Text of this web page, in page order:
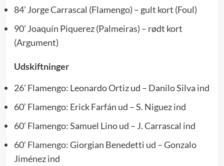
84’ Jorge Carrascal (Flamengo) – gult kort (Foul)
90’ Joaquín Piquerez (Palmeiras) – rødt kort
(Argument)
Udskiftninger
26’ Flamengo: Leonardo Ortiz ud – Danilo Silva ind
60’ Flamengo: Erick Farfán ud – S. Niguez ind
60’ Flamengo: Samuel Lino ud – J. Carrascal ind
60’ Flamengo:Giorgian Benedetti ud – Gonzalo
Jiménez ind